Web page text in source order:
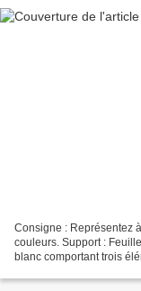
Consigne : Représentez
couleurs. Support :
blanc comportant trois